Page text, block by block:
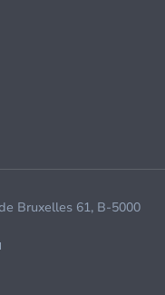
Bruxelles 61, B-5000